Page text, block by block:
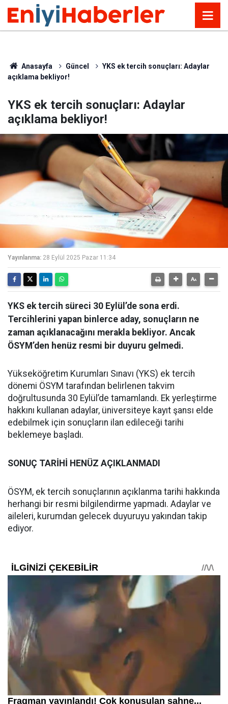
Anasayfa Güncel
YKS ek tercih sonuçları: Adaylar
açıklama bekliyor!
YKS ek tercih sonuçları: Adaylar
açıklama bekliyor!
Yayınlanma: 28 Eylül 2025 Pazar 11:34
YKS ek tercih süreci 30 Eylül’de sona erdi.
Tercihlerini yapan binlerce aday, sonuçların ne
zaman açıklanacağını merakla bekliyor. Ancak
ÖSYM’den henüz resmi bir duyuru gelmedi.
Yükseköğretim Kurumları Sınavı (YKS) ek tercih
dönemi ÖSYM tarafından belirlenen takvim
doğrultusunda 30 Eylül’de tamamlandı. Ek yerleştirme
hakkını kullanan adaylar, üniversiteye kayıt şansı elde
edebilmek için sonuçların ilan edileceği tarihi
beklemeye başladı.
SONUÇ TARİHİ HENÜZ AÇIKLANMADI
ÖSYM, ek tercih sonuçlarının açıklanma tarihi hakkında
herhangi bir resmi bilgilendirme yapmadı. Adaylar ve
aileleri, kurumdan gelecek duyuruyu yakından takip
ediyor.